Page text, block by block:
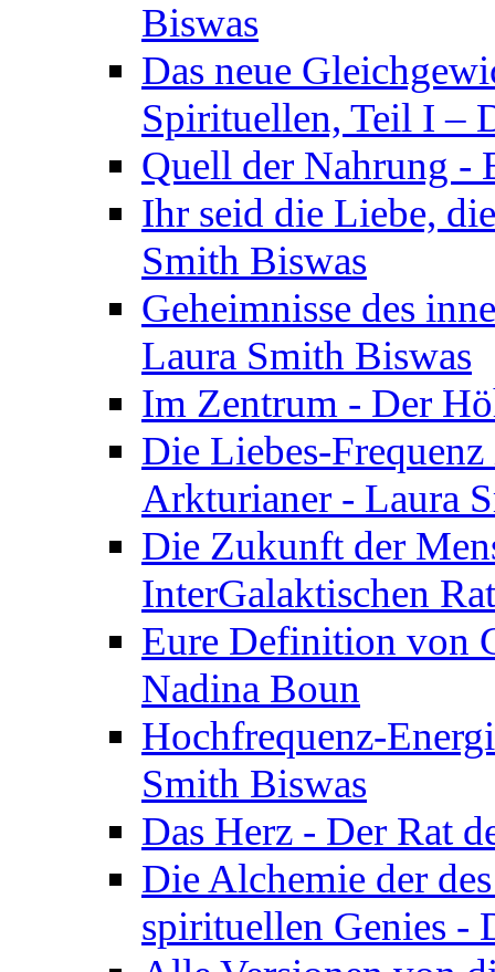
Biswas
Das neue
Spirituellen, Teil I –
Quell der Nahrung -
Ihr seid die Liebe,
Smith Biswas
Geheimnisse des
Laura Smith Biswas
Im Zentrum - Der
Die Liebes-
Arkturianer - Laura
Die Zukunft der
InterGalaktischen
Eure Definition von
Nadina Boun
Hochfrequenz-
Smith Biswas
Das Herz - Der Rat
Die Alchemie der
spirituellen Genies -